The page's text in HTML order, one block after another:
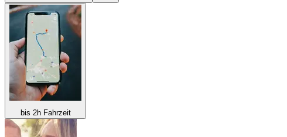
bis 2h Fahrzeit